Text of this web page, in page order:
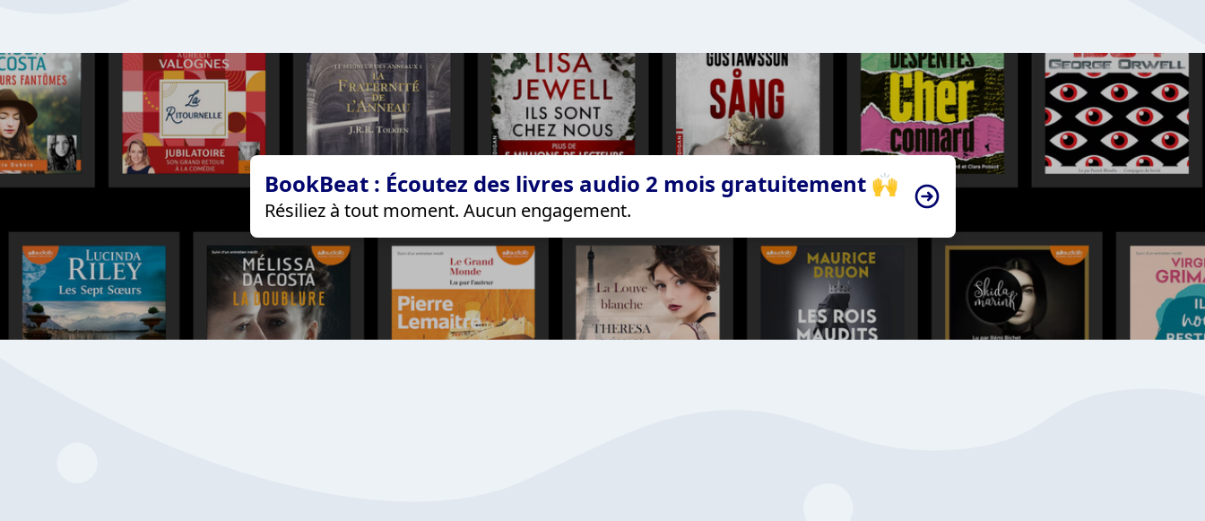
BookBeat : Écoutez des livres audio 2 mois gratuitement 🙌
Résiliez à tout moment. Aucun engagement.